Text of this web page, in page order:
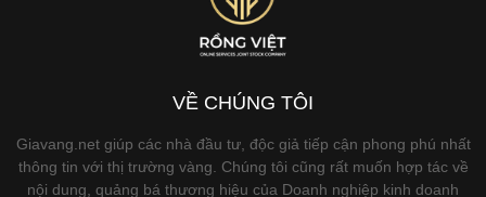
VỀ CHÚNG TÔI
Giavang.net giúp các nhà đầu tư, độc giả tiếp cận phong phú nhất
thông tin với thị trường vàng. Chúng tôi cũng rất muốn hợp tác về
nội dung, quảng bá thương hiệu của Doanh nghiệp kinh doanh